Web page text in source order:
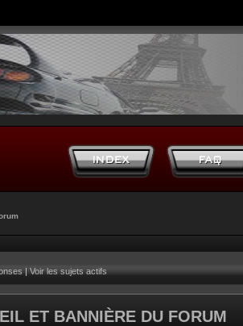
|Voir les sujets actifs
ET BANNIÈRE DU FORUM